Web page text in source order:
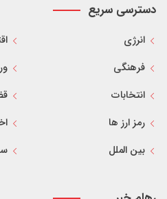
دسترسی سریع
انرژی
فرهنگی
انتخابات
رمز ارز ها
بین الملل